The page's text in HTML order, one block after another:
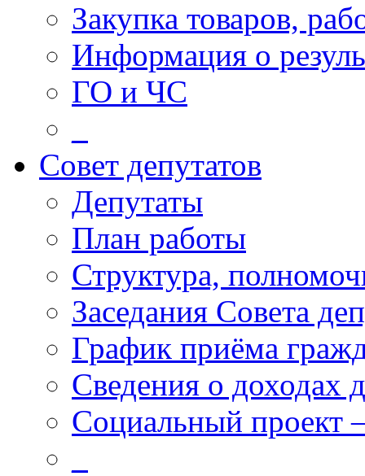
Закупка товаров,
Информация о
ГО и ЧС
Совет депутатов
Депутаты
План работы
Структура,
Заседания Совета
График приёма
Сведения о доходах
Социальный проект